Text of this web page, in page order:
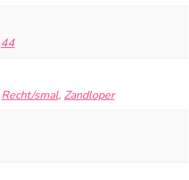
44
Recht/smal, Zandloper